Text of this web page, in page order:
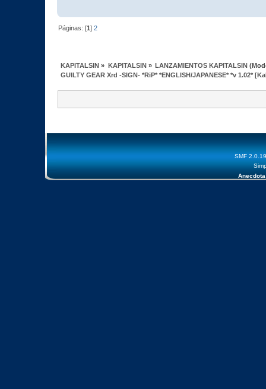
Páginas: [1]2
KAPITALSIN » KAPITALSIN» LANZAMIENTOS KAPITALSIN
GUILTY GEAR Xrd -SIGN- *RiP* *ENGLISH/JAPANESE* *v 1.02*
SMF 2.0.19
Anecdota